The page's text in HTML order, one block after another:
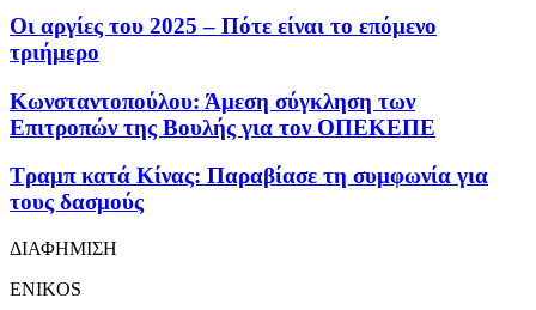
Οι αργίες του 2025 – Πότε είναι το επόμενο
τριήμερο
Κωνσταντοπούλου: Άμεση σύγκληση των
Επιτροπών της Βουλής για τον ΟΠΕΚΕΠΕ
Τραμπ κατά Κίνας: Παραβίασε τη συμφωνία για
τους δασμούς
ΔΙΑΦΗΜΙΣΗ
ENIKOS